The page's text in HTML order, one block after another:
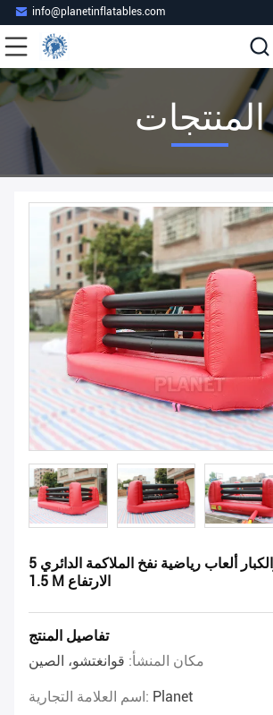
info@planetinflatables.com
المنتجات
أطفال والكبار ألعاب رياضية نفخ الملاكمة الدائري 5 X 5 X
1.5 M الارتفاع
تفاصيل المنتج
مكان المنشأ: قوانغتشو، الصين
اسم العلامة التجارية: Planet